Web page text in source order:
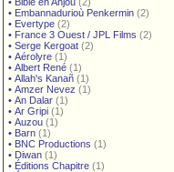
• Embannadurioù Penkermin (2)
• Evertype (2)
• France 3 Ouest / JPL Films (2)
• Serge Kergoat (2)
• Aérolyre (1)
• Albert René (1)
• Allah's Kanañ (1)
• Amzer Nevez (1)
• An Dalar (1)
• Ar Gripi (1)
• Auzou (1)
• Barn (1)
• BNC Productions (1)
• Diwan (1)
• Éditions Chapitre (1)